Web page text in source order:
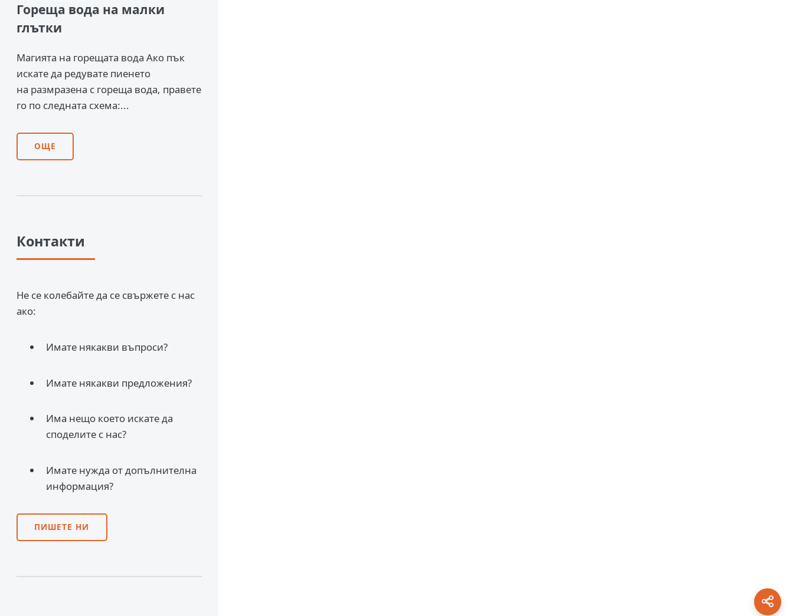
Гореща вода на малки
глътки
Магията на горещата вода Ако пък
искате да редувате пиенето
на размразена с гореща вода, правете
го по следната схема:...
ОЩЕ
Контакти
Не се колебайте да се свържете с нас
ако:
Имате някакви въпроси?
Имате някакви предложения?
Има нещо което искате да
споделите с нас?
Имате нужда от допълнителна
информация?
ПИШЕТЕ НИ